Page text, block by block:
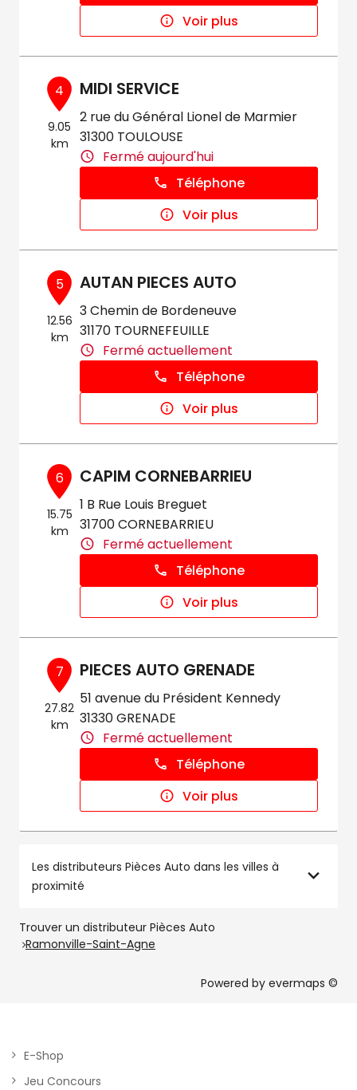
Voir plus
4
9.05
km
MIDI SERVICE
2 rue du Général Lionel de Marmier
31300 TOULOUSE
Fermé aujourd'hui
Téléphone
Voir plus
5
12.56
km
AUTAN PIECES AUTO
3 Chemin de Bordeneuve
31170 TOURNEFEUILLE
Fermé actuellement
Téléphone
Voir plus
6
15.75
km
CAPIM CORNEBARRIEU
1 B Rue Louis Breguet
31700 CORNEBARRIEU
Fermé actuellement
Téléphone
Voir plus
7
27.82
km
PIECES AUTO GRENADE
51 avenue du Président Kennedy
31330 GRENADE
Fermé actuellement
Téléphone
Voir plus
Les distributeurs Pièces Auto dans les villes à
proximité
Trouver un distributeur Pièces Auto
Ramonville-Saint-Agne
Powered by evermaps ©
E-Shop
Jeu Concours